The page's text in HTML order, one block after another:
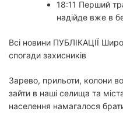
18:11 Перший
надійде вже в
Всі новини ПУБЛІКАЦІЇ
спогади захисників
Зарево, прильоти, колони
зайти в наші селища та
населення намагалося